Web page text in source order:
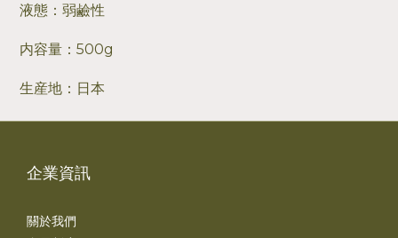
液態：弱鹼性
内容量：500g
生産地：日本
企業資訊
關於我們